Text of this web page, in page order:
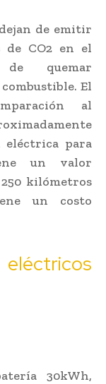
de emitir
de CO2 en el
quemar
El
al
eléctrica para
un valor
kilómetros
un costo
30kWh,